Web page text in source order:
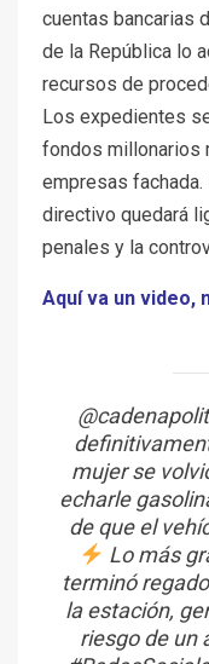
cuentas bancarias
de la República lo
recursos de
Los expedientes
fondos millonarios
empresas
directivo quedará
penales y la
Aquí va un video,
mujer se
echarle
de que el
Lo más
terminó
la estación,
riesgo de un